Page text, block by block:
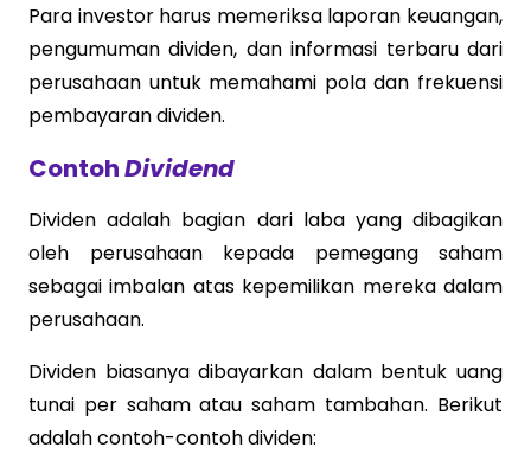
Para investor harus memeriksa laporan keuangan,
pengumuman dividen, dan informasi terbaru dari
perusahaan untuk memahami pola dan frekuensi
pembayaran dividen.
ContohDividend
Dividen adalah bagian dari laba yang dibagikan
oleh perusahaan kepada pemegang saham
sebagai imbalan atas kepemilikan mereka dalam
perusahaan.
Dividen biasanya dibayarkan dalam bentuk uang
tunai per saham atau saham tambahan. Berikut
adalah contoh-contoh dividen: